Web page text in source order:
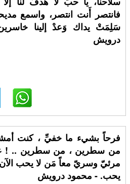
فانتصر أَنت انتصر، واسمع
سَلِمَتْ يداك وَعدْ إلينا
درويش
فرحاً بشيء ما خفيِّ ، كنت
من سطرين ، من سطرين .. !
مرئيّ وسريّ معاً مَن لا يحب
يحب. - محمود درويش